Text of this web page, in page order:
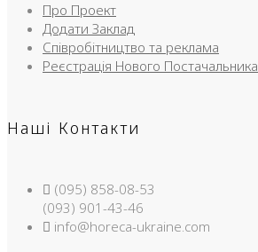
Про Проект
Додати Заклад
Співробітництво та реклама
Реєстрація Нового Постачальника
Наші Контакти
(095) 858-08-53
(093) 901-43-46
info@horeca-ukraine.com